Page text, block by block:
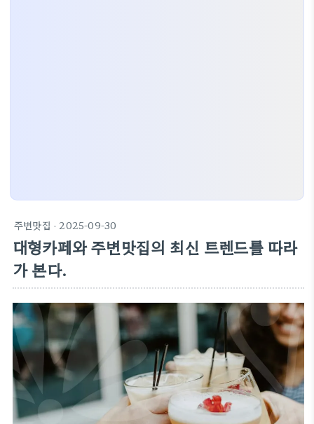
주변맛집 · 2025-09-30
대형카페와 주변맛집의 최신 트렌드를 따라
가 본다.